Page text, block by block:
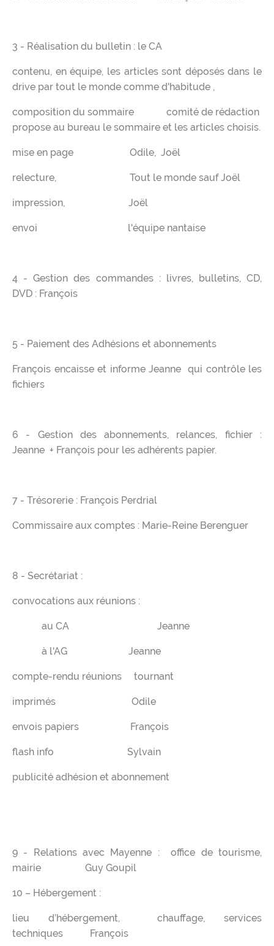
3 - Réalisation du bulletin : le CA
contenu, en équipe, les articles sont déposés dans le
drive par tout le monde comme d'habitude ,
composition du sommaire comité de rédaction
propose au bureau le sommaire et les articles choisis.
mise en page Odile, Joël
relecture, Tout le monde sauf Joël
impression, Joël
envoi l'équipe nantaise
4 - Gestion des commandes : livres, bulletins, CD,
DVD : François
5 - Paiement des Adhésions et abonnements
François encaisse et informe Jeanne qui contrôle les
fichiers
6 - Gestion des abonnements, relances, fichier :
Jeanne + François pour les adhérents papier.
7 - Trésorerie : François Perdrial
Commissaire aux comptes : Marie-Reine Berenguer
8 - Secrétariat :
convocations aux réunions :
au CA Jeanne
à l'AG Jeanne
compte-rendu réunions tournant
imprimés Odile
envois papiers François
flash info Sylvain
publicité adhésion et abonnement
9 - Relations avec Mayenne : office de tourisme,
mairie Guy Goupil
10 – Hébergement :
lieu d’hébergement, chauffage, services
techniques François